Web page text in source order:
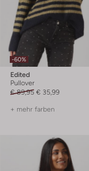
-60%
Edited
Pullover
€ 89,95 € 35,99
+ mehr farben